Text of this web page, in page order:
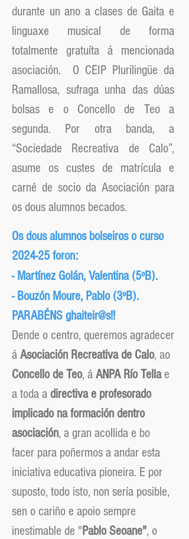
durante un ano a clases de Gaita e
linguaxe musical de forma
totalmente gratuíta á mencionada
asociación. O CEIP Plurilingüe da
Ramallosa, sufraga unha das dúas
bolsas e o Concello de Teo a
segunda. Por otra banda, a
“Sociedade Recreativa de Calo”,
asume os custes de matrícula e
carné de socio da Asociación para
os dous alumnos becados.
Os dous alumnos bolseiros o curso
2024-25 foron:
- Martínez Golán, Valentina (5ºB).
- Bouzón Moure, Pablo (3ºB).
PARABÉNS ghaiteir@s!!
Dende o centro, queremos agradecer
á Asociación Recreativa de Calo, ao
Concello de Teo, á ANPA Río Tellae
a toda a directiva e profesorado
implicado na formación dentro
asociación, a gran acollida e bo
facer para poñermos a andar esta
iniciativa educativa pioneira. E por
suposto, todo isto, non sería posible,
sen o cariño e apoio sempre
inestimable de "Pablo Seoane", o